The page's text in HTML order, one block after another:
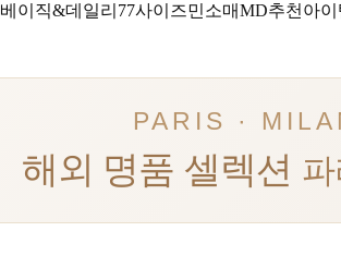
베이직&데일리 77사이즈민소매MD추천아이
PARIS ·
해외 명품 셀렉션